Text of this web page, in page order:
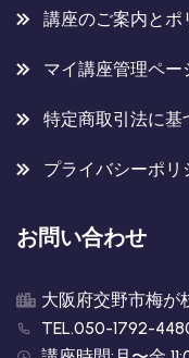
講座のご案内とポ
マイ講座管理ペー
特定商取引法に基
プライバシーポリ
お問い合わせ
大阪府交野市梅が
TEL.050-1792-